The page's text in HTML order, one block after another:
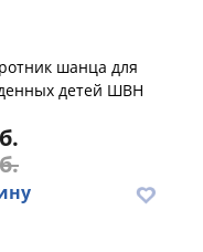
шанца для
детей ШВН